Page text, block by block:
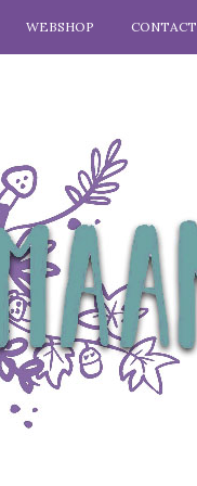
WEBSHOP CONTACT